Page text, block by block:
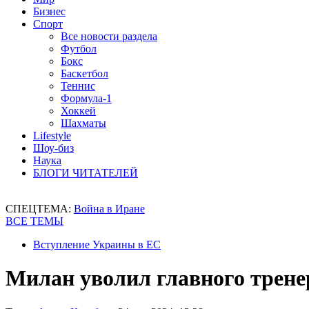
Бизнес
Спорт
Все новости раздела
Футбол
Бокс
Баскетбол
Теннис
Формула-1
Хоккей
Шахматы
Lifestyle
Шоу-биз
Наука
БЛОГИ ЧИТАТЕЛЕЙ
СПЕЦТЕМА: Война в Иране
ВСЕ ТЕМЫ
Вступление Украины в ЕС
Милан уволил главного